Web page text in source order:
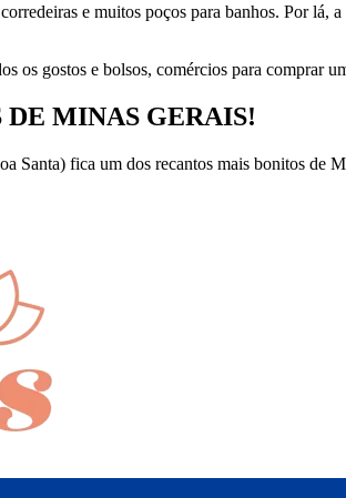
e muitos poços para banhos. Por
os gostos e bolsos, comércios para comprar
MINAS GERAIS!
Santa) fica um dos recantos mais bonitos de